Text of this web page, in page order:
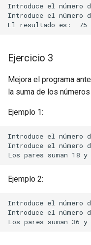
Introduce el número
Introduce el número
Ejercicio 3
Mejora el programa
la suma de los
Ejemplo 1:
Introduce el
Introduce el número
Ejemplo 2:
Introduce el número
Introduce el número